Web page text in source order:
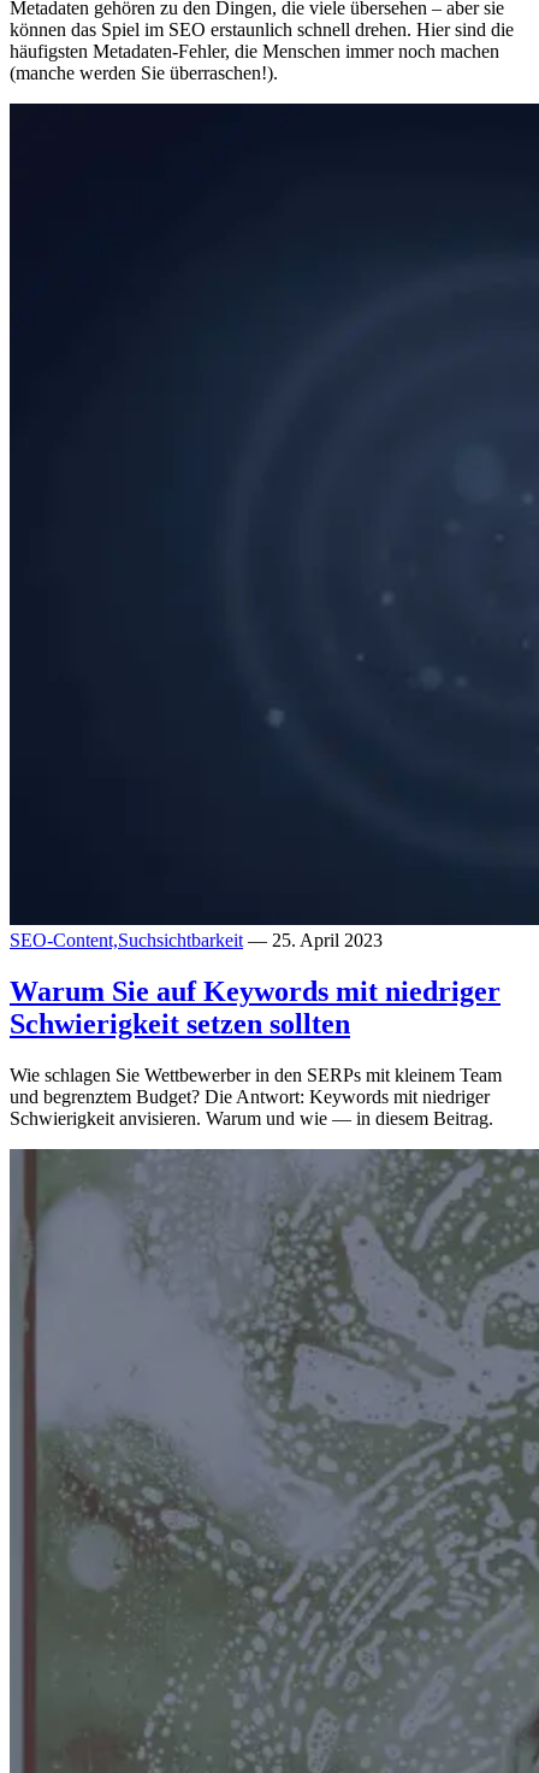
Metadaten gehören zu den Dingen, die viele übersehen – aber sie
können das Spiel im SEO erstaunlich schnell drehen. Hier sind die
häufigsten Metadaten-Fehler, die Menschen immer noch machen
(manche werden Sie überraschen!).
SEO-Content,Suchsichtbarkeit — 25. April 2023
Warum Sie auf Keywords mit niedriger
Schwierigkeit setzen sollten
Wie schlagen Sie Wettbewerber in den SERPs mit kleinem Team
und begrenztem Budget? Die Antwort: Keywords mit niedriger
Schwierigkeit anvisieren. Warum und wie — in diesem Beitrag.